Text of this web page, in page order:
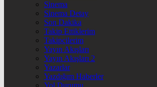
Sinema
Sinema Detay
Son Dakika
Takip Ettiklerim
Takipçilerim
Yayın Akışları
Yayın Akışları 2
Yazarlar
Yazdığım Haberler